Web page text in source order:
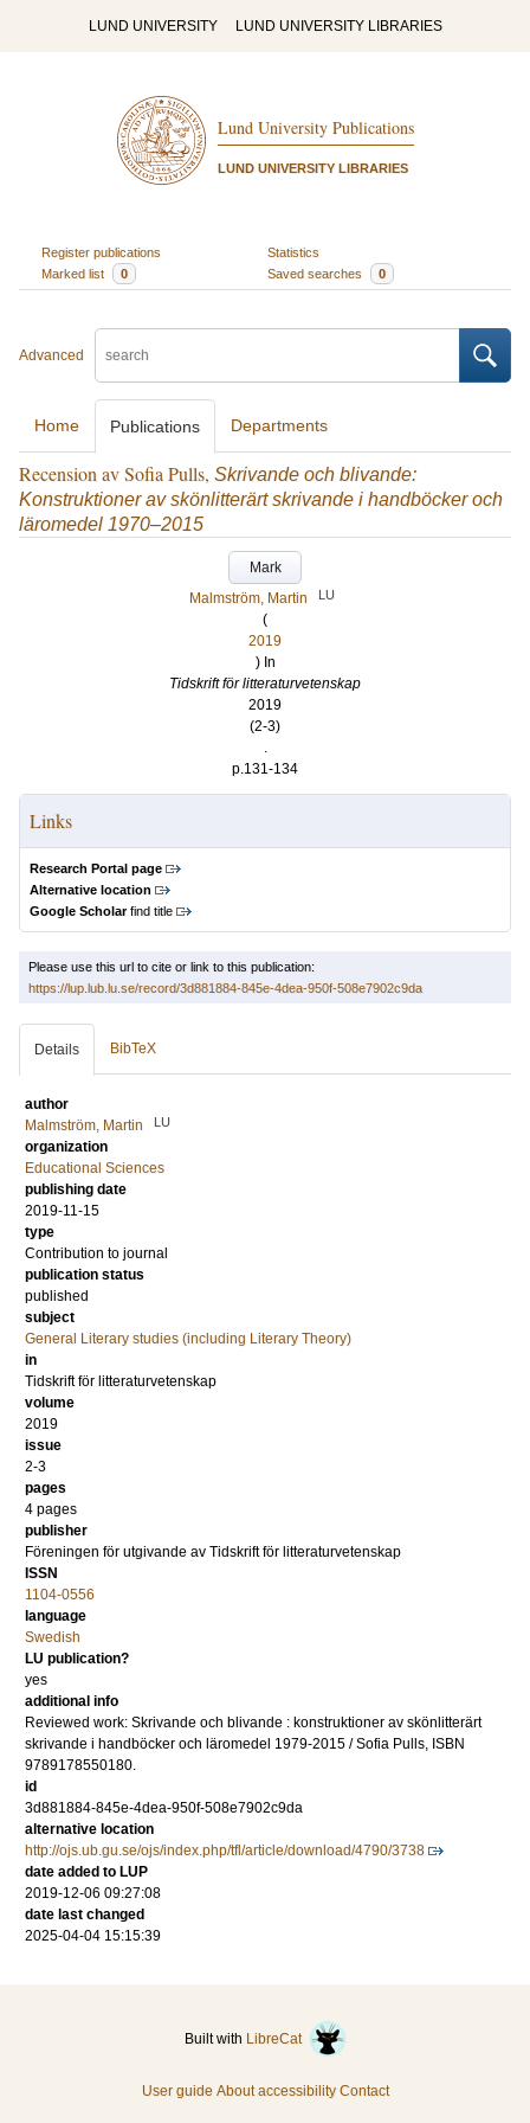
LUND UNIVERSITY LUND UNIVERSITY LIBRARIES
Lund University Publications
LUND UNIVERSITY LIBRARIES
Register publications
Statistics
Marked list
0 Saved searches 0
Advanced
Home Publications Departments
Recension av Sofia Pulls, Skrivande och blivande:
Konstruktioner av skönlitterärt skrivande i handböcker och
läromedel 1970–2015
Mark
Malmström, Martin
LU
(
2019
) In
Tidskrift för litteraturvetenskap
2019
(2-3)
.
p.131-134
Links
Research Portal page
Alternative location
Google Scholarfind title
Please use this url to cite or link to this publication:
https://lup.lub.lu.se/record/3d881884-845e-4dea-950f-508e7902c9da
Details BibTeX
author
Malmström, Martin
LU
organization
Educational Sciences
publishing date
2019-11-15
type
Contribution to journal
publication status
published
subject
General Literary studies (including Literary Theory)
in
Tidskrift för litteraturvetenskap
volume
2019
issue
2-3
pages
4 pages
publisher
Föreningen för utgivande av Tidskrift för litteraturvetenskap
ISSN
1104-0556
language
Swedish
LU publication?
yes
additional info
Reviewed work: Skrivande och blivande : konstruktioner av skönlitterärt
skrivande i handböcker och läromedel 1979-2015 / Sofia Pulls, ISBN
9789178550180.
id
3d881884-845e-4dea-950f-508e7902c9da
alternative location
http://ojs.ub.gu.se/ojs/index.php/tfl/article/download/4790/3738
date added to LUP
2019-12-06 09:27:08
date last changed
2025-04-04 15:15:39
Built with LibreCat
User guide About accessibility Contact